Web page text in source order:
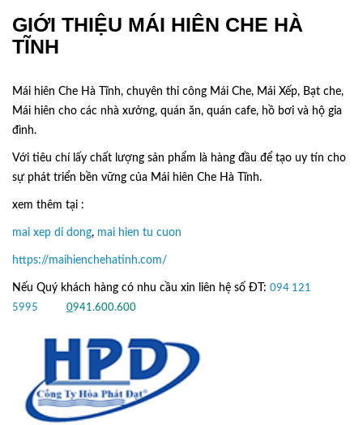
GIỚI THIỆU MÁI HIÊN CHE HÀ
TĨNH
Mái hiên Che Hà Tĩnh, chuyên thi công Mái Che, Mái Xếp, Bạt che,
Mái hiên cho các nhà xưởng, quán ăn, quán cafe, hồ bơi và hộ gia
đình.
Với tiêu chí lấy chất lượng sản phẩm là hàng đầu để tạo uy tín cho
sự phát triển bền vững của Mái hiên Che Hà Tĩnh.
xem thêm tại :
mai xep di dong, mai hien tu cuon
https://maihienchehatinh.com/
Nếu Quý khách hàng có nhu cầu xin liên hệ số ĐT: 094 121
5995
0941.600.600